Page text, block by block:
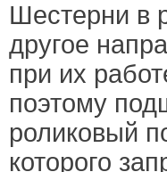
Шестерни в
другое
при их
поэтому
роликовый
которого